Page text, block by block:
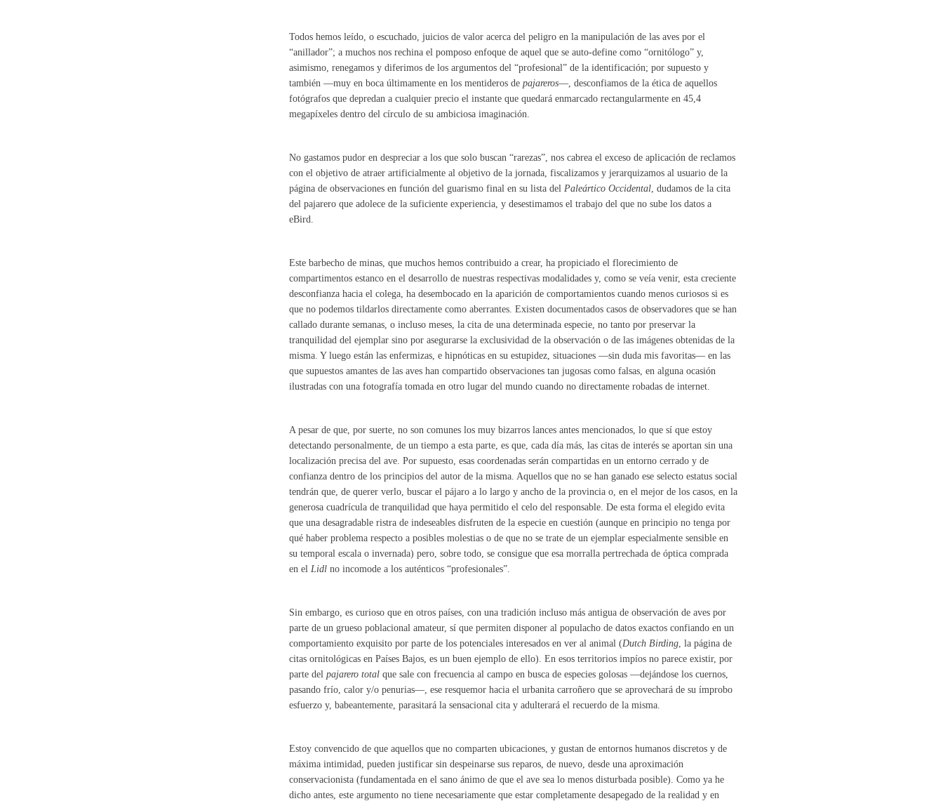
Todos hemos leído, o escuchado, juicios de valor acerca del peligro en la manipulación de las aves por el
“anillador”; a muchos nos rechina el pomposo enfoque de aquel que se auto-define como “ornitólogo” y,
asimismo, renegamos y diferimos de los argumentos del “profesional” de la identificación; por supuesto y
también —muy en boca últimamente en los mentideros de pajareros—, desconfiamos de la ética de aquellos
fotógrafos que depredan a cualquier precio el instante que quedará enmarcado rectangularmente en 45,4
megapíxeles dentro del círculo de su ambiciosa imaginación.
No gastamos pudor en despreciar a los que solo buscan “rarezas”, nos cabrea el exceso de aplicación de reclamos
con el objetivo de atraer artificialmente al objetivo de la jornada, fiscalizamos y jerarquizamos al usuario de la
página de observaciones en función del guarismo final en su lista del Paleártico Occidental, dudamos de la cita
del pajarero que adolece de la suficiente experiencia, y desestimamos el trabajo del que no sube los datos a
eBird.
Este barbecho de minas, que muchos hemos contribuido a crear, ha propiciado el florecimiento de
compartimentos estanco en el desarrollo de nuestras respectivas modalidades y, como se veía venir, esta creciente
desconfianza hacia el colega, ha desembocado en la aparición de comportamientos cuando menos curiosos si es
que no podemos tildarlos directamente como aberrantes. Existen documentados casos de observadores que se han
callado durante semanas, o incluso meses, la cita de una determinada especie, no tanto por preservar la
tranquilidad del ejemplar sino por asegurarse la exclusividad de la observación o de las imágenes obtenidas de la
misma. Y luego están las enfermizas, e hipnóticas en su estupidez, situaciones —sin duda mis favoritas— en las
que supuestos amantes de las aves han compartido observaciones tan jugosas como falsas, en alguna ocasión
ilustradas con una fotografía tomada en otro lugar del mundo cuando no directamente robadas de internet.
A pesar de que, por suerte, no son comunes los muy bizarros lances antes mencionados, lo que sí que estoy
detectando personalmente, de un tiempo a esta parte, es que, cada día más, las citas de interés se aportan sin una
localización precisa del ave. Por supuesto, esas coordenadas serán compartidas en un entorno cerrado y de
confianza dentro de los principios del autor de la misma. Aquellos que no se han ganado ese selecto estatus social
tendrán que, de querer verlo, buscar el pájaro a lo largo y ancho de la provincia o, en el mejor de los casos, en la
generosa cuadrícula de tranquilidad que haya permitido el celo del responsable. De esta forma el elegido evita
que una desagradable ristra de indeseables disfruten de la especie en cuestión (aunque en principio no tenga por
qué haber problema respecto a posibles molestias o de que no se trate de un ejemplar especialmente sensible en
su temporal escala o invernada) pero, sobre todo, se consigue que esa morralla pertrechada de óptica comprada
en el Lidl no incomode a los auténticos “profesionales”.
Sin embargo, es curioso que en otros países, con una tradición incluso más antigua de observación de aves por
parte de un grueso poblacional amateur, sí que permiten disponer al populacho de datos exactos confiando en un
comportamiento exquisito por parte de los potenciales interesados en ver al animal (Dutch Birding, la página de
citas ornitológicas en Países Bajos, es un buen ejemplo de ello). En esos territorios impíos no parece existir, por
parte del pajarero total que sale con frecuencia al campo en busca de especies golosas —dejándose los cuernos,
pasando frío, calor y/o penurias—, ese resquemor hacia el urbanita carroñero que se aprovechará de su ímprobo
esfuerzo y, babeantemente, parasitará la sensacional cita y adulterará el recuerdo de la misma.
Estoy convencido de que aquellos que no comparten ubicaciones, y gustan de entornos humanos discretos y de
máxima intimidad, pueden justificar sin despeinarse sus reparos, de nuevo, desde una aproximación
conservacionista (fundamentada en el sano ánimo de que el ave sea lo menos disturbada posible). Como ya he
dicho antes, este argumento no tiene necesariamente que estar completamente desapegado de la realidad y en